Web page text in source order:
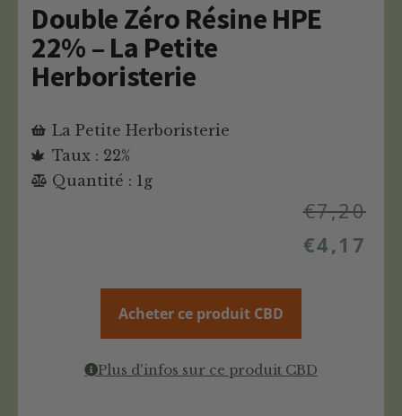
Double Zéro Résine HPE
22% – La Petite
Herboristerie
La Petite Herboristerie
Taux : 22%
Quantité : 1g
€7,20
€4,17
Acheter ce produit CBD
Plus d'infos sur ce produit CBD